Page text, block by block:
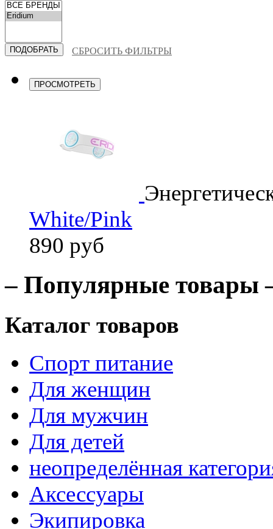
СБРОСИТЬ ФИЛЬТРЫ
ПРОСМОТРЕТЬ
White/Pink
890 руб
– Популярные товары
Каталог товаров
Спорт питание
Для женщин
Для мужчин
Для детей
неопределённая
Аксессуары
Экипировка